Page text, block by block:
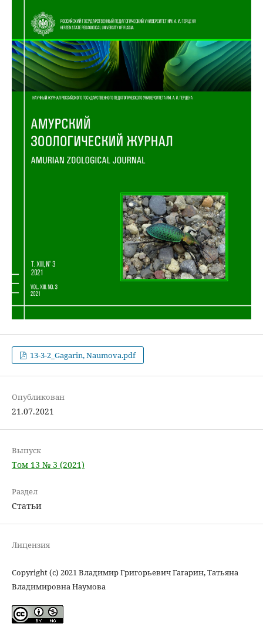
13-3-2_Gagarin, Naumova.pdf
Опубликован
21.07.2021
Выпуск
Том 13 № 3 (2021)
Раздел
Статьи
Лицензия
Copyright (c) 2021 Владимир Григорьевич Гагарин, Татьяна
Владимировна Наумова